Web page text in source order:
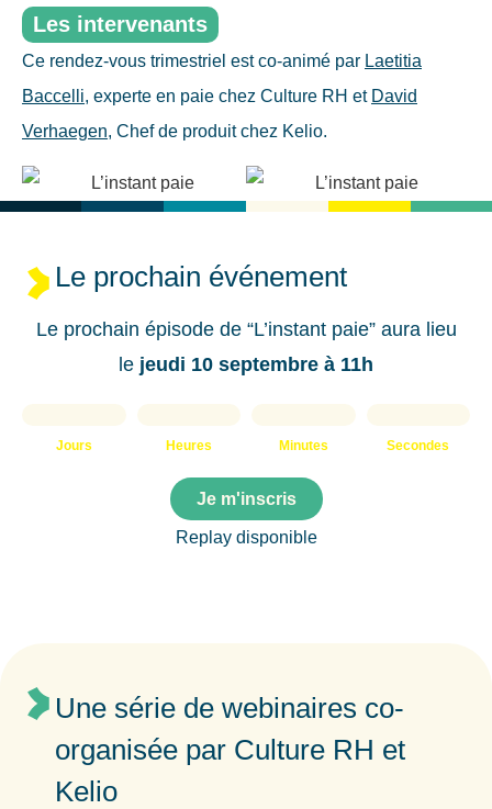
Les intervenants
Ce rendez-vous trimestriel est co-animé par Laetitia
Baccelli, experte en paie chez Culture RH et David
Verhaegen, Chef de produit chez Kelio.
Le prochain événement
Le prochain épisode de “L’instant paie” aura lieu
le jeudi 10 septembre à 11h
Jours Heures Minutes Secondes
Je m'inscris
Replay disponible
Une série de webinaires co-
organisée par Culture RH et
Kelio